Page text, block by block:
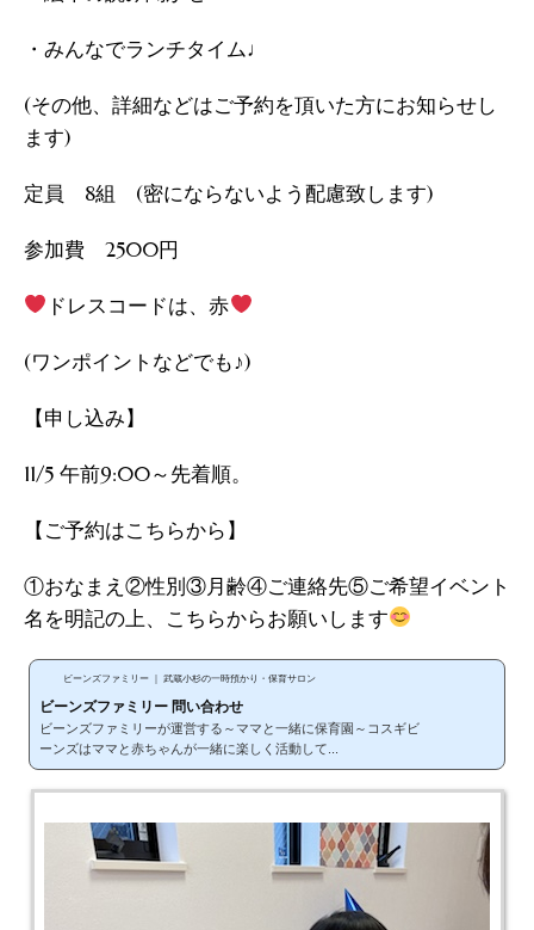
・みんなでランチタイム♩
(その他、詳細などはご予約を頂いた方にお知らせし
ます)
定員 8組 (密にならないよう配慮致します)
参加費 2500円
ドレスコードは、赤
(ワンポイントなどでも♪)
【申し込み】
11/5 午前9:00～先着順。
【ご予約はこちらから】
①おなまえ②性別③月齢④ご連絡先⑤ご希望イベント
名を明記の上、こちらからお願いします
ビーンズファミリー ｜ 武蔵小杉の一時預かり・保育サロン
ビーンズファミリー 問い合わせ
ビーンズファミリーが運営する～ママと一緒に保育園～コスギビ
ーンズはママと赤ちゃんが一緒に楽しく活動して...